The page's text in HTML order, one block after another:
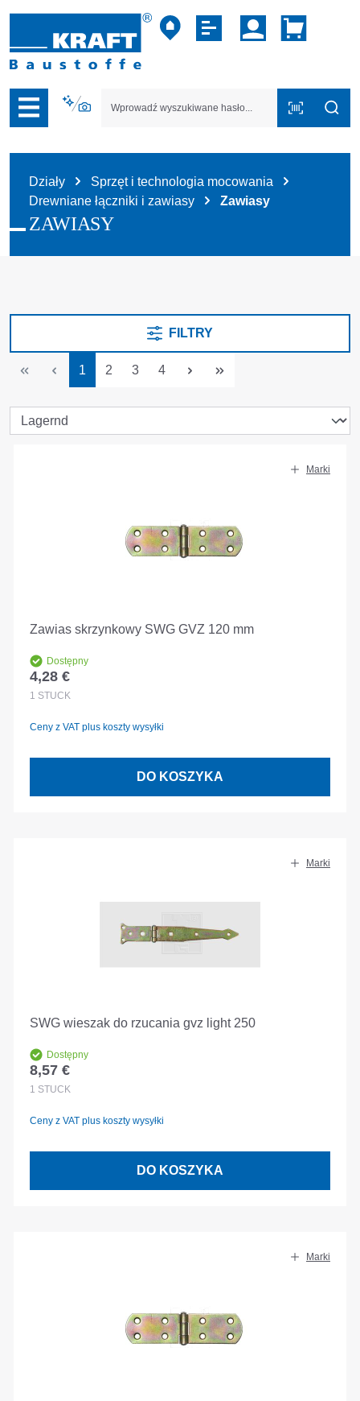
do nawigacji na platformie B2B
Działy
Sprzęt i technologia mocowania
Drewniane łączniki i zawiasy
Zawiasy
ZAWIASY
FILTRY
Strona
1 Strona
2 Strona
3 Strona
4
Marki
Zawias skrzynkowy SWG GVZ 120 mm
Dostępny
Cena regularna:
4,28 €
1 STÜCK
Ceny z VAT plus koszty wysyłki
DO KOSZYKA
Marki
SWG wieszak do rzucania gvz light 250
Dostępny
Cena regularna:
8,57 €
1 STÜCK
Ceny z VAT plus koszty wysyłki
DO KOSZYKA
Marki